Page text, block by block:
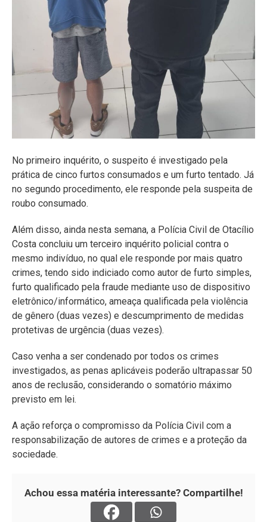
No primeiro inquérito, o suspeito é investigado pela
prática de cinco furtos consumados e um furto tentado. Já
no segundo procedimento, ele responde pela suspeita de
roubo consumado.
Além disso, ainda nesta semana, a Polícia Civil de Otacílio
Costa concluiu um terceiro inquérito policial contra o
mesmo indivíduo, no qual ele responde por mais quatro
crimes, tendo sido indiciado como autor de furto simples,
furto qualificado pela fraude mediante uso de dispositivo
eletrônico/informático, ameaça qualificada pela violência
de gênero (duas vezes) e descumprimento de medidas
protetivas de urgência (duas vezes).
Caso venha a ser condenado por todos os crimes
investigados, as penas aplicáveis poderão ultrapassar 50
anos de reclusão, considerando o somatório máximo
previsto em lei.
A ação reforça o compromisso da Polícia Civil com a
responsabilização de autores de crimes e a proteção da
sociedade.
Achou essa matéria interessante? Compartilhe!